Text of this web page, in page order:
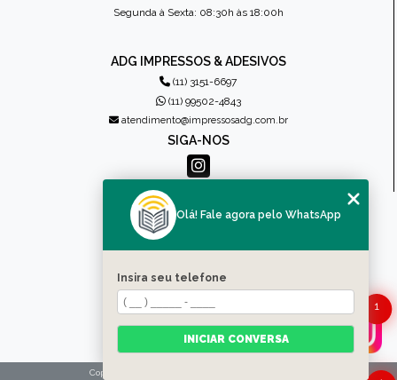
Segunda à Sexta: 08:30h às 18:00h
ADG IMPRESSOS & ADESIVOS
(11) 3151-6697
(11) 99502-4843
atendimento@impressosadg.com.br
SIGA-NOS
MENU
QUEM SOMOS
PRODUTOS
CONTATO
CATEGORIAS
MAPA DO SITE
Copyright © Impressos ADG. (Lei 9610 de 19/02/1998)
1
Olá! Fale agora pelo WhatsApp
Insira seu telefone
INICIAR CONVERSA